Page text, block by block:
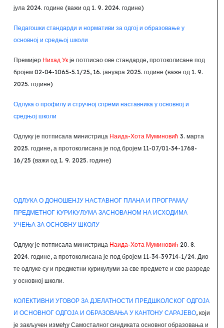
јула 2024. године (важи од 1. 9. 2024. године)
Педагошки стандарди и нормативи за одгој и образовање у
основној и средњој школи
Премијер Нихад Ук је потписао ове стандарде, протоколисане под
бројем 02-04-1065-5.1/25, 16. јануара 2025. године (важе од 1. 9.
2025. године)
Одлука о профилу и стручној спреми наставника у основној и
средњој школи
Одлуку је потписала министрица Наида-Хота Муминовић 3. марта
2025. године, а протоколисана је под бројем 11-07/01-34-1768-
16/25 (важи од 1. 9. 2025. године)
ОДЛУКА О ДОНОШЕНЈУ НАСТАВНОГ ПЛАНА И ПРОГРАМА/
ПРЕДМЕТНОГ КУРИКУЛУМА ЗАСНОВАНОМ НА ИСХОДИМА
УЧЕЊА ЗА ОСНОВНУ ШКОЛУ
Одлуку је потписала министрица Наида-Хота Муминовић 20. 8.
2024. године, а протоколисана је под бројем 11-34-39714-1/24. Дио
те одлуке су и предметни курикулуми за све предмете и све разреде
у основној школи.
КОЛЕКТИВНИ УГОВОР ЗА ДЈЕЛАТНОСТИ ПРЕДШКОЛСКОГ ОДГОЈА
И ОСНОВНОГ ОДГОЈА И ОБРАЗОВАЊА У КАНТОНУ САРАЈЕВО, који
је закључен између Самосталног синдиката основног образовања и